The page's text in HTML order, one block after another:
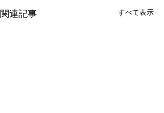
関連記事 すべて表示